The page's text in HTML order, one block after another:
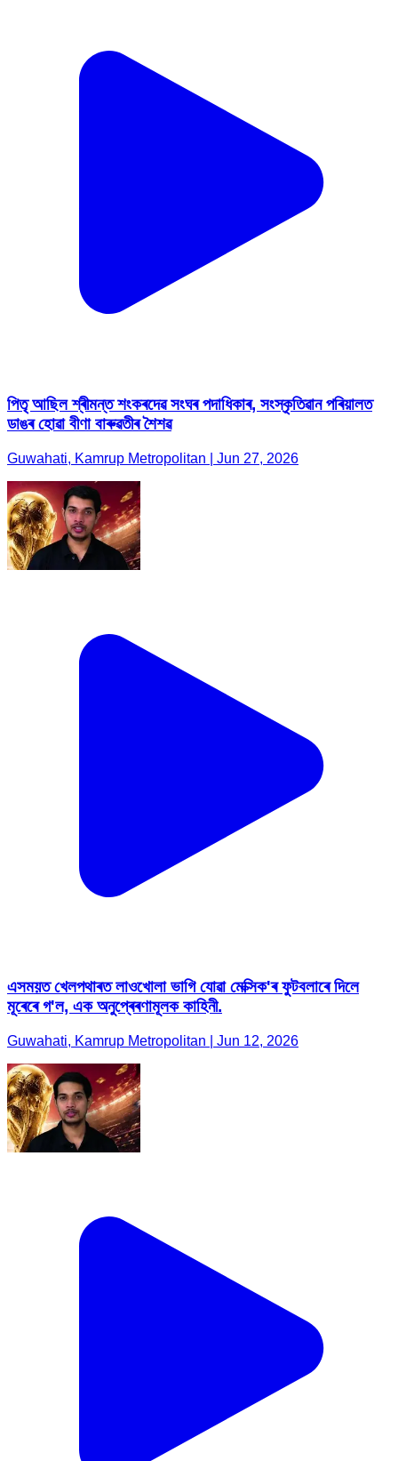
পিতৃ আছিল শ্ৰীমন্ত শংকৰদেৱ সংঘৰ পদাধিকাৰ, সংস্কৃতিৱান পৰিয়ালত
ডাঙৰ হোৱা বীণা বাৰুৱতীৰ শৈশৱ
Guwahati, Kamrup Metropolitan | Jun 27, 2026
এসময়ত খেলপথাৰত লাওখোলা ভাগি যোৱা মেক্সিক'ৰ ফুটবলাৰে দিলে
মূৰেৰে গ'ল, এক অনুপ্ৰেৰণামূলক কাহিনী.
Guwahati, Kamrup Metropolitan | Jun 12, 2026